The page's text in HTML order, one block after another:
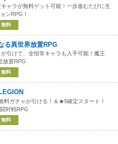
キャラが無料ゲット可能！一歩進むたびに生
ンRPG！
無料
る異世界放置RPG
引けて、全恒常キャラも入手可能！魔王
放置RPG
無料
料ガチャが引ける！＆★5確定スタート！
対戦RPG
無料